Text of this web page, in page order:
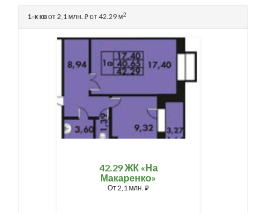
1-к квот 2,1 млн. ⃏от 42.29 м2
42.29 ЖК «На
Макаренко»
От2,1 млн. ⃏